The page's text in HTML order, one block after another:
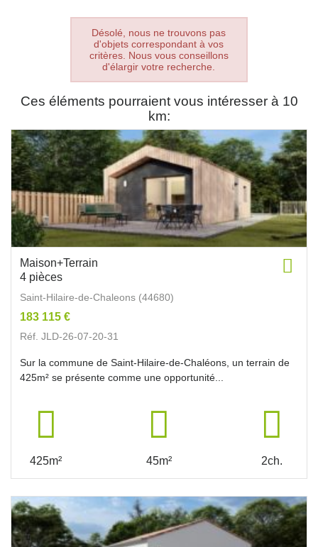
Désolé, nous ne trouvons pas
d'objets correspondant à vos
critères. Nous vous conseillons
d'élargir votre recherche.
Ces éléments pourraient vous intéresser à 10
km:
Maison+Terrain
4 pièces
Saint-Hilaire-de-Chaleons (44680)
183 115 €
Réf. JLD-26-07-20-31
Sur la commune de Saint-Hilaire-de-Chaléons, un terrain de
425m² se présente comme une opportunité...
425m² 45m² 2ch.